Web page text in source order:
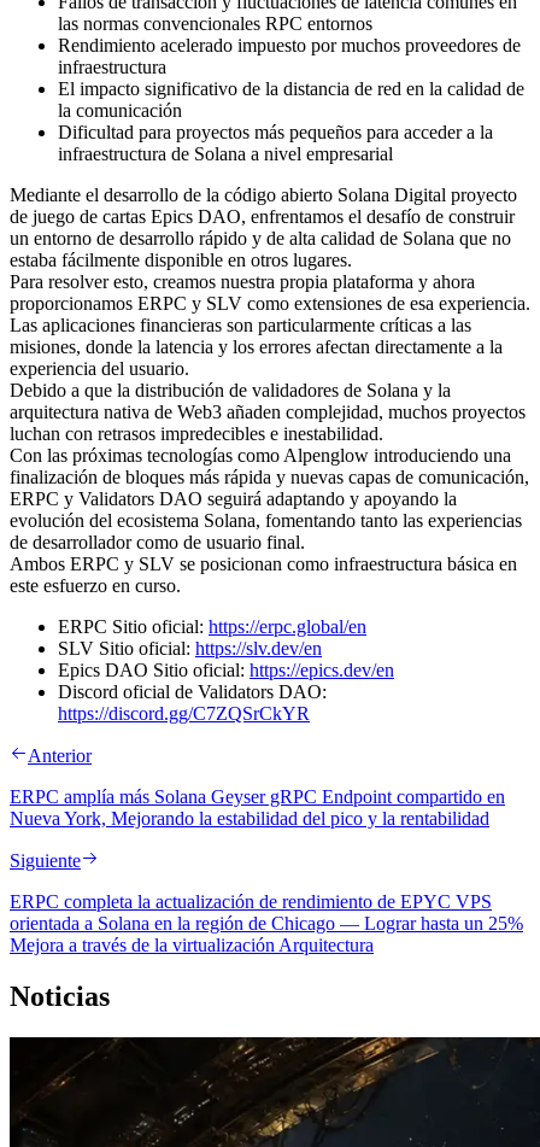
las normas convencionales RPC entornos
Rendimiento acelerado impuesto por muchos proveedores de
infraestructura
El impacto significativo de la distancia de red en la calidad de
la comunicación
Dificultad para proyectos más pequeños para acceder a la
infraestructura de Solana a nivel empresarial
Mediante el desarrollo de la código abierto Solana Digital proyecto
de juego de cartas Epics DAO, enfrentamos el desafío de construir
un entorno de desarrollo rápido y de alta calidad de Solana que no
estaba fácilmente disponible en otros lugares.
Para resolver esto, creamos nuestra propia plataforma y ahora
proporcionamos ERPC y SLV como extensiones de esa experiencia.
Las aplicaciones financieras son particularmente críticas a las
misiones, donde la latencia y los errores afectan directamente a la
experiencia del usuario.
Debido a que la distribución de validadores de Solana y la
arquitectura nativa de Web3 añaden complejidad, muchos proyectos
luchan con retrasos impredecibles e inestabilidad.
Con las próximas tecnologías como Alpenglow introduciendo una
finalización de bloques más rápida y nuevas capas de comunicación,
ERPC y Validators DAO seguirá adaptando y apoyando la
evolución del ecosistema Solana, fomentando tanto las experiencias
de desarrollador como de usuario final.
Ambos ERPC y SLV se posicionan como infraestructura básica en
este esfuerzo en curso.
ERPC Sitio oficial: https://erpc.global/en
SLV Sitio oficial: https://slv.dev/en
Epics DAO Sitio oficial: https://epics.dev/en
Discord oficial de Validators DAO:
https://discord.gg/C7ZQSrCkYR
Anterior
ERPC amplía más Solana Geyser gRPC Endpoint compartido en
Nueva York, Mejorando la estabilidad del pico y la rentabilidad
Siguiente
ERPC completa la actualización de rendimiento de EPYC VPS
orientada a Solana en la región de Chicago — Lograr hasta un 25%
Mejora a través de la virtualización Arquitectura
Noticias